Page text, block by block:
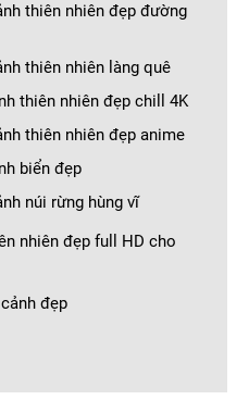
thiên nhiên đẹp đường
thiên nhiên làng quê
thiên nhiên đẹp chill 4K
thiên nhiên đẹp anime
biển đẹp
núi rừng hùng vĩ
nhiên đẹp full HD cho
đẹp